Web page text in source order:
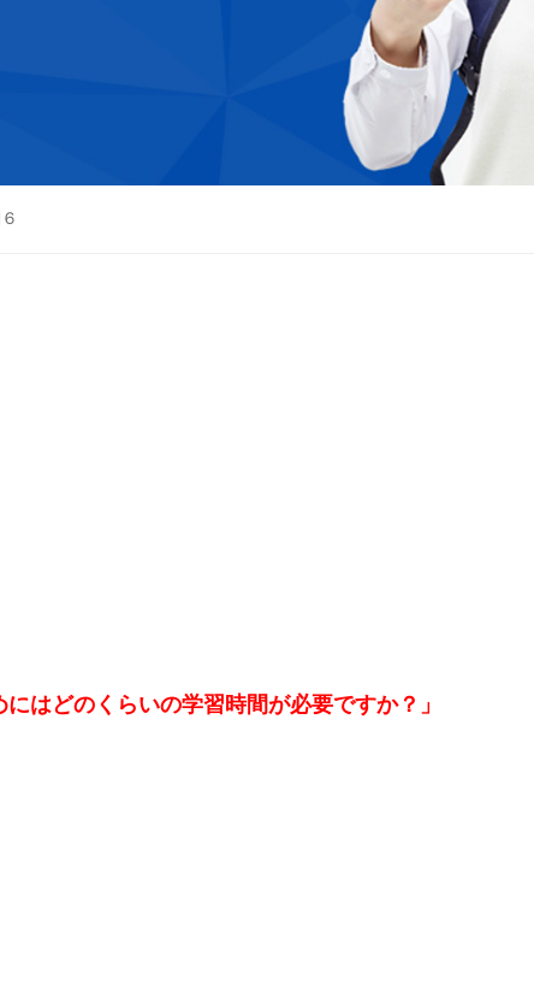
はどのくらいの学習時間が必要ですか？」